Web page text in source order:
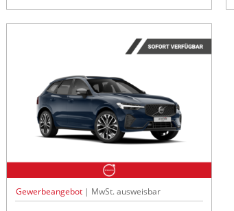
Gewerbeangebot | MwSt. ausweisbar